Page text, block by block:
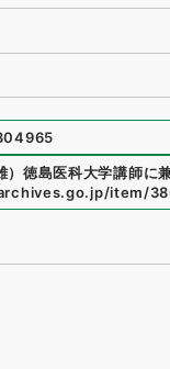
徳島医科大学講師に
item/